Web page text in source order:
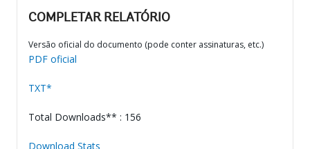
COMPLETAR RELATÓRIO
Versão oficial do documento (pode conter assinaturas, etc.)
PDF oficial
TXT*
Total Downloads** : 156
Download Stats